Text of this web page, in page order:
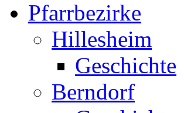
Pfarrbezirke
Hillesheim
Geschichte
Berndorf